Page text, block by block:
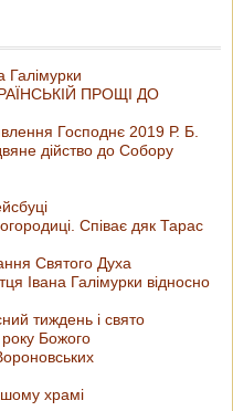
Галімурки
ПРОЩІ ДО
Господнє 2019 Р. Б.
дійство до Собору
Співає дяк Тарас
Святого Духа
Івана Галімурки відносно
тиждень і свято
Божого
храмі